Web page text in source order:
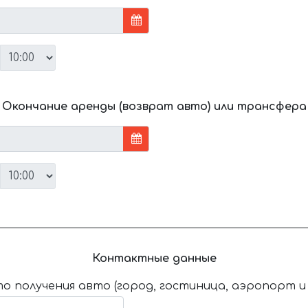
Окончание аренды (возврат авто) или трансфера
Контактные данные
получения авто (город, гостиница, аэропорт и